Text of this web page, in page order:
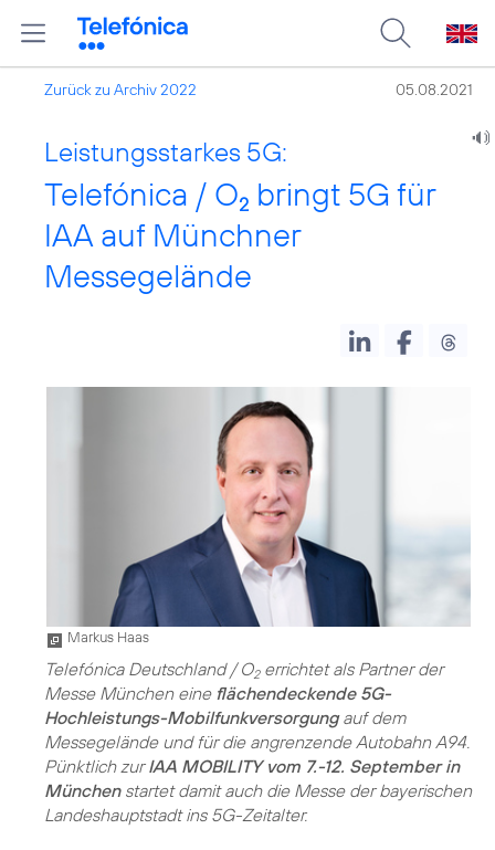
Zurück zu Archiv 2022 05.08.2021
Leistungsstarkes 5G:
Telefónica / O2 bringt 5G für
IAA auf Münchner
Messegelände
Markus Haas
Telefónica Deutschland / O2errichtet als Partner der
Messe München eine flächendeckende 5G-
Hochleistungs-Mobilfunkversorgungauf dem
Messegelände und für die angrenzende Autobahn A94.
Pünktlich zurIAA MOBILITY vom 7.-12. September in
Münchenstartet damit auch die Messe der bayerischen
Landeshauptstadt ins 5G-Zeitalter.